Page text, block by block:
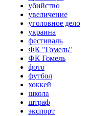
убийство
увеличение
уголовное дело
украина
фестиваль
ФК "Гомель"
ФК Гомель
фото
футбол
хоккей
школа
штраф
экспорт